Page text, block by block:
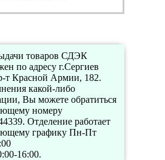
товаров СДЭК
по адресу г.Сергиев
т Красной Армии, 182.
какой-либо
Вы можете обратиться
номеру
Отделение работает
графику Пн-Пт
16:00.